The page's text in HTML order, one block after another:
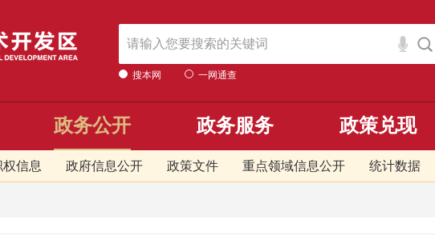
搜本网 一网通查
政务公开
权信息 政府信息公开 政策文件 重点领域信息公开 统计数据
政务服务 政策兑现